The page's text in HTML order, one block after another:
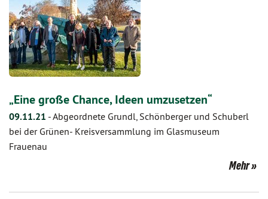
„Eine große Chance, Ideen umzusetzen“
09.11.21 -Abgeordnete Grundl, Schönberger und Schuberl
bei der Grünen- Kreisversammlung im Glasmuseum
Frauenau
Mehr